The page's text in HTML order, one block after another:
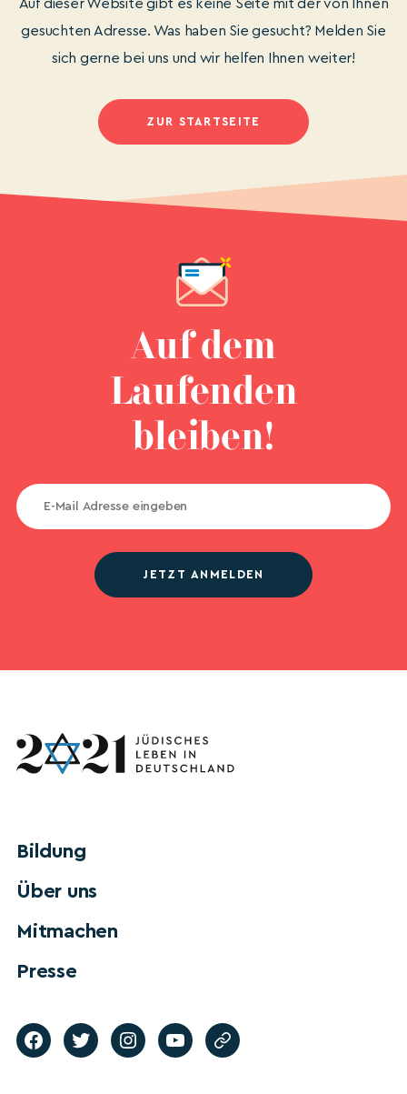
Auf dieser Website gibt es keine Seite mit der von Ihnen
gesuchten Adresse. Was haben Sie gesucht? Melden Sie
sich gerne bei uns und wir helfen Ihnen weiter!
ZUR STARTSEITE
Auf dem
Laufenden
bleiben!
JETZT ANMELDEN
Bildung
Über uns
Mitmachen
Presse